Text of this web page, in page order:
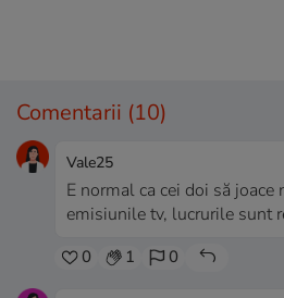
Comentarii (10)
Vale25
E normal ca cei doi să joace
emisiunile tv, lucrurile sunt
0 1 0